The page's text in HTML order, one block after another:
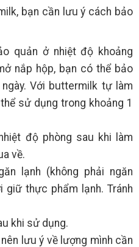
bạn cần lưu ý cách bảo
quản ở nhiệt độ khoảng
nắp hộp, bạn có thể bảo
Với buttermilk tự làm
sử dụng trong khoảng 1
độ phòng sau khi làm
về.
lạnh (không phải ngăn
thực phẩm lạnh. Tránh
khi sử dụng.
lưu ý về lượng mình cần